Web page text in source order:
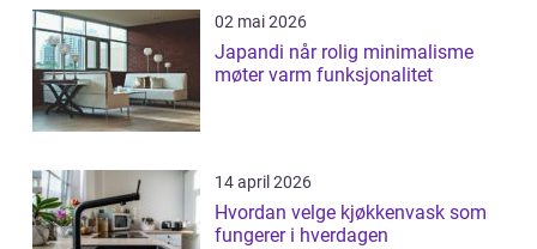
02 mai 2026
Japandi når rolig minimalisme
møter varm funksjonalitet
14 april 2026
Hvordan velge kjøkkenvask som
fungerer i hverdagen